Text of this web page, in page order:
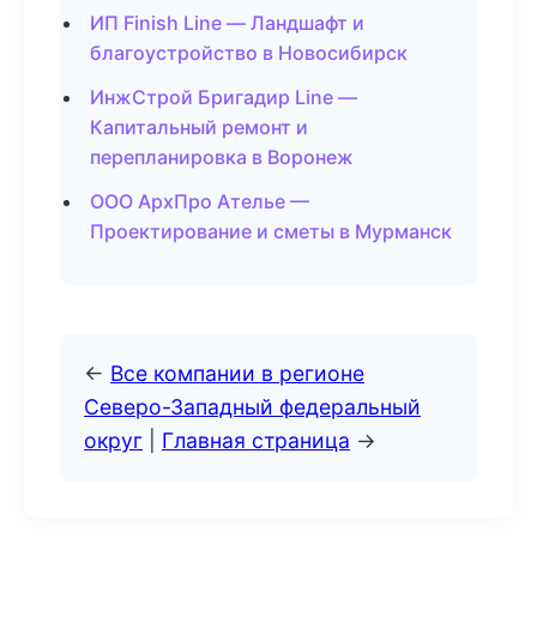
ИП Finish Line — Ландшафт и
благоустройство в Новосибирск
ИнжСтрой Бригадир Line —
Капитальный ремонт и
перепланировка в Воронеж
ООО АрхПро Ателье —
Проектирование и сметы в Мурманск
← Все компании в регионе
Северо-Западный федеральный
округ
Главная страница →